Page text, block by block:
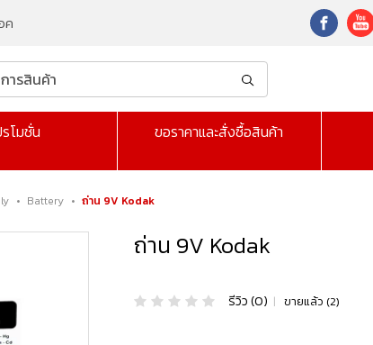
ค
โมชั่น ขอราคาและสั่งซื้อสินค้า
• Battery • ถ่าน 9V Kodak
ถ่าน 9V Kodak
รีวิว (0) | ขายแล้ว (2)